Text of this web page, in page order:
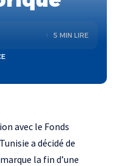
5 MIN LIRE
avec le Fonds
a décidé de
la fin d’une